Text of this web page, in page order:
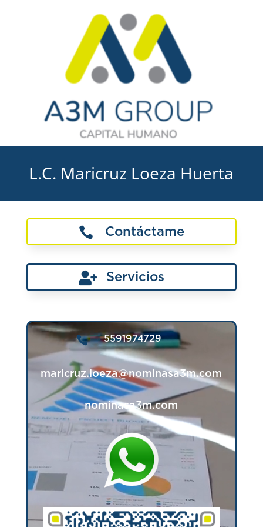
L.C. Maricruz Loeza Huerta
 Contáctame
 Servicios
 5591974729
maricruz.loeza@nominasa3m.com
nominasa3m.com
Reproductor
vídeo